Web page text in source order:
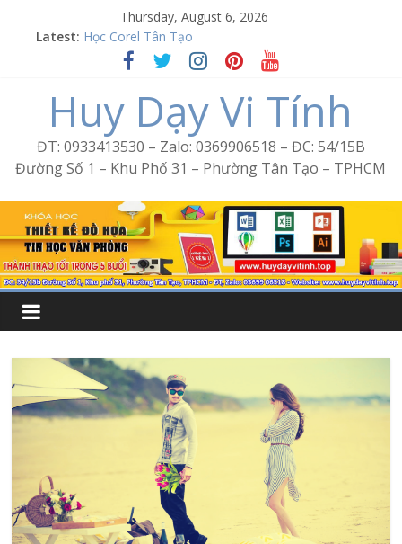
Thursday, August 6, 2026
Latest: Học Corel Tân Tạo
Cách tạo USB Boot bằng Ventoy
Khóa học Photoshop tại Tân Tạo
Excel Bình Trị Đông – Vi tính văn phòng cấp tốc
Word Bình Trị Đông – Tin học văn phòng cấp tốc
Huy Dạy Vi Tính
ĐT: 0933413530 – Zalo: 0369906518 – ĐC: 54/15B
Đường Số 1 – Khu Phố 31 – Phường Tân Tạo – TPHCM